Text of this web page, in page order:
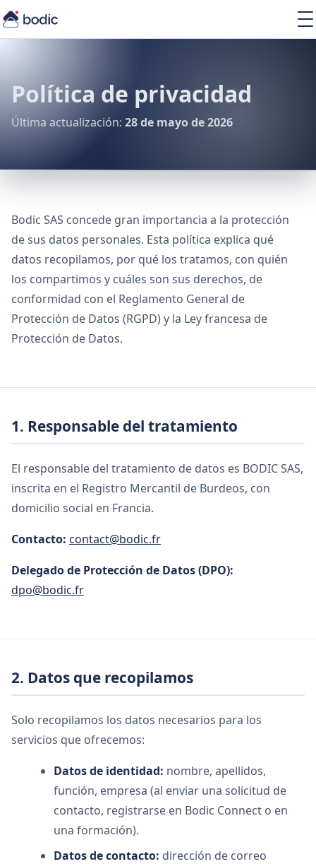
Learning
Sobre nosotros
Recursos
Política de privacidad
Última actualización: 28 de mayo de 2026
Bodic SAS concede gran importancia a la protección
de sus datos personales. Esta política explica qué
datos recopilamos, por qué los tratamos, con quién
los compartimos y cuáles son sus derechos, de
conformidad con el Reglamento General de
Protección de Datos (RGPD) y la Ley francesa de
Protección de Datos.
1. Responsable del tratamiento
El responsable del tratamiento de datos es BODIC SAS,
inscrita en el Registro Mercantil de Burdeos, con
domicilio social en Francia.
Contacto: contact@bodic.fr
Delegado de Protección de Datos (DPO):
dpo@bodic.fr
2. Datos que recopilamos
Solo recopilamos los datos necesarios para los
servicios que ofrecemos:
Datos de identidad: nombre, apellidos,
función, empresa (al enviar una solicitud de
contacto, registrarse en Bodic Connect o en
una formación).
Datos de contacto: dirección de correo